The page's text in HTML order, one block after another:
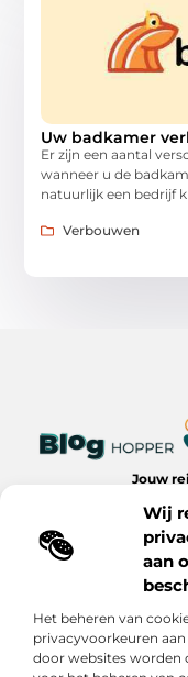
Wij
aan
Het beheren van
privacyvoorkeuren
door websites worden
Uw badkamer
Er zijn een aantal
wanneer u de
natuurlijk een bedrijf
Verbouwen
Jouw
Bericht
Onze informatie